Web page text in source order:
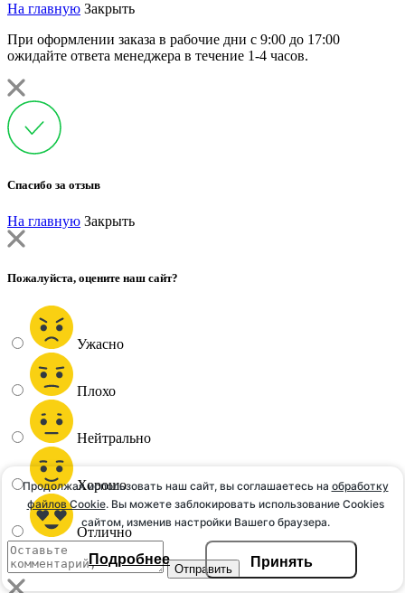
Продолжая использовать наш сайт, вы соглашаетесь на обработку
файлов Сookie. Вы можете заблокировать использование Cookies
сайтом, изменив настройки Вашего браузера.
Подробнее Принять
На главную Закрыть
При оформлении заказа в рабочие дни с 9:00 до 17:00
ожидайте ответа менеджера в течение 1-4 часов.
Спасибо за отзыв
На главную Закрыть
Пожалуйста, оцените наш сайт?
Ужасно
Плохо
Нейтрально
Хорошо
Отлично
Вы расстроены? Пожалуйста, напишите нам об этом!
Вы расстроены? Пожалуйста, напишите нам об этом!
Спасибо! Что нам необходимо улучшить на сайте?
Спасибо! Что нам необходимо улучшить на сайте?
Спасибо! Расскажите, что вам понравилось больше всего?
Отправить